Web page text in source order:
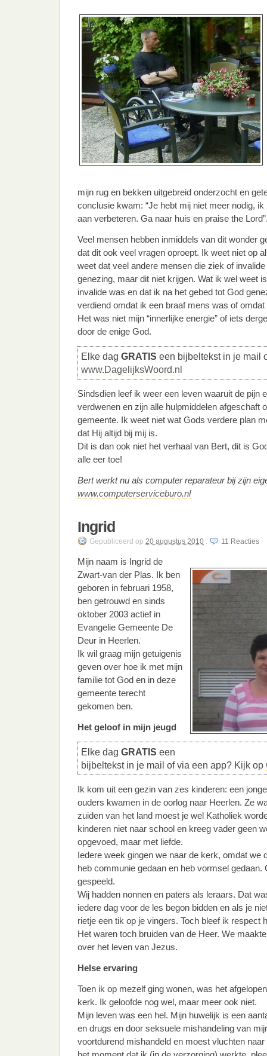
mijn rug en bekken uitgebreid onderzocht en
conclusie kwam: “Je hebt mij niet meer nodig,
aan verbeteren. Ga naar huis en praise the
Veel mensen hebben inmiddels van dit wonder
dat dit ook veel vragen oproept. Ik weet niet op
weet dat veel andere mensen die ziek of
genezing, maar dit niet krijgen. Wat ik wel weet
invalide was en dat ik na het gebed tot God
verdiend omdat ik een braaf mens was of
Het was niet mijn “innerlijke energie” of iets
door de enige God.
Elke dag GRATIS een bijbeltekst in je mail
www.DagelijksWoord.nl
Sindsdien leef ik weer een leven waaruit de pijn
verdwenen en zijn alle hulpmiddelen afgeschaft
gemeente. Ik weet niet wat Gods verdere plan
dat Hij altijd bij mij is.
Dit is dan ook niet het verhaal van Bert, dit is
alle eer toe!
Bert werkt nu als computer reparateur bij zijn
www.computerserviceburo.nl
Ingrid
Gepubliceerd op 20 augustus 2010 . 11 Reacties
Mijn naam is Ingrid de
Zwart-van der Plas. Ik ben
geboren in februari 1958,
ben getrouwd en sinds
oktober 2003 actief in
Evangelie Gemeente De
Deur in Heerlen.
Ik wil graag mijn getuigenis
geven over hoe ik met mijn
familie tot God en in deze
gemeente terecht
gekomen ben.
Het geloof in mijn jeugd
Elke dag GRATIS een
bijbeltekst in je mail of via een app? Kijk op
Ik kom uit een gezin van zes kinderen: een
ouders kwamen in de oorlog naar Heerlen. Ze
zuiden van het land moest je wel Katholiek
kinderen niet naar school en kreeg vader geen
opgevoed, maar met liefde.
Iedere week gingen we naar de kerk, omdat we
heb communie gedaan en heb vormsel gedaan.
gespeeld.
Wij hadden nonnen en paters als leraars. Dat
iedere dag voor de les begon bidden en als je
rietje een tik op je vingers. Toch bleef ik respect
Het waren toch bruiden van de Heer. We
over het leven van Jezus.
Helse ervaring
Toen ik op mezelf ging wonen, was het
kerk. Ik geloofde nog wel, maar meer ook niet.
Mijn leven was een hel. Mijn huwelijk is een
en drugs en door seksuele mishandeling van
voortdurend mishandeld en moest vluchten